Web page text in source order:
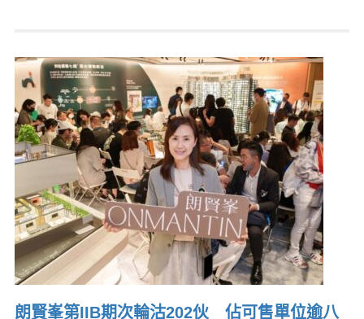
朗賢峯第IIB期次輪沽202伙 佔可售單位逾八